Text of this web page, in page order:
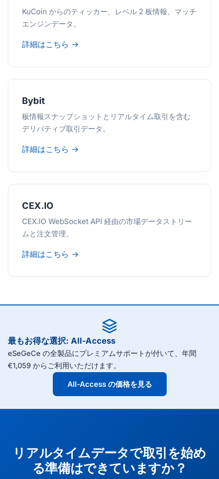
KuCoin からのティッカー、レベル 2 板情報、マッチ
エンジンデータ。
詳細はこちら →
Bybit
板情報スナップショットとリアルタイム取引を含む
デリバティブ取引データ。
詳細はこちら →
CEX.IO
CEX.IO WebSocket API 経由の市場データストリー
ムと注文管理。
詳細はこちら →
最もお得な選択: All-Access
eSeGeCe の全製品にプレミアムサポートが付いて、年間
€1,059 からご利用いただけます。
All-Access の価格を見る
リアルタイムデータで取引を始め
る準備はできていますか？